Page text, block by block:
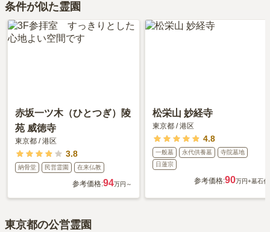
条件が似た霊園
赤坂一ツ木（ひとつぎ）陵
苑 威徳寺
東京都 /港区
3.8
納骨堂 民営霊園 在来仏教
参考価格:94万円～
松栄山 妙経寺
東京都 /港区
4.8
一般墓 永代供養墓
寺院墓地
日蓮宗
参考価格:90万円+墓石代
東京都の公営霊園